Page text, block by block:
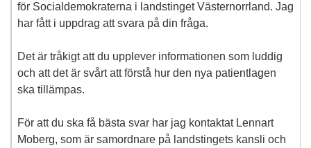
för Socialdemokraterna i landstinget Västernorrland. Jag
har fått i uppdrag att svara på din fråga.
Det är tråkigt att du upplever informationen som luddig
och att det är svårt att förstå hur den nya patientlagen
ska tillämpas.
För att du ska få bästa svar har jag kontaktat Lennart
Moberg, som är samordnare på landstingets kansli och